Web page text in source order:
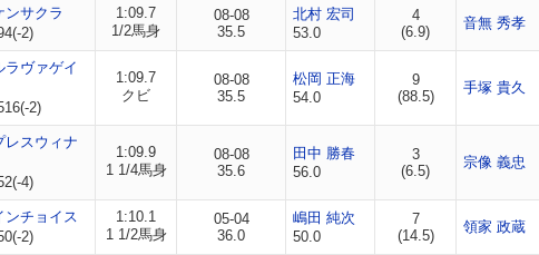
ンサクラ
2)
1:09.7
1/2馬身
08-08
35.5
北村 宏司
53.0
4
(6.9)
音無 秀孝
ラヴァゲイ
2)
1:09.7
クビ
08-08
35.5
松岡 正海
54.0
9
(88.5)
手塚 貴久
レスウィナ
4)
1:09.9
1 1/4馬身
08-08
35.6
田中 勝春
56.0
3
(6.5)
宗像 義忠
ンチョイス
2)
1:10.1
1 1/2馬身
05-04
36.0
嶋田 純次
50.0
7
(14.5)
領家 政蔵